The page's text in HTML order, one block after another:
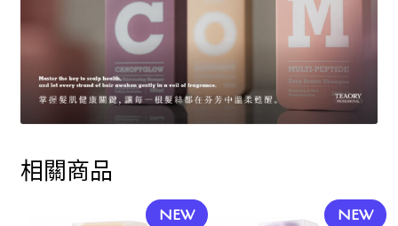
相關商品
NEW NEW